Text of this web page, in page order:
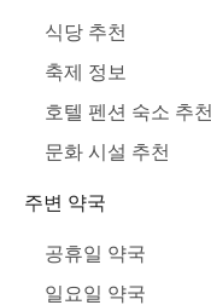
식당 추천
축제 정보
호텔 펜션 숙소 추천
문화 시설 추천
주변 약국
공휴일 약국
일요일 약국